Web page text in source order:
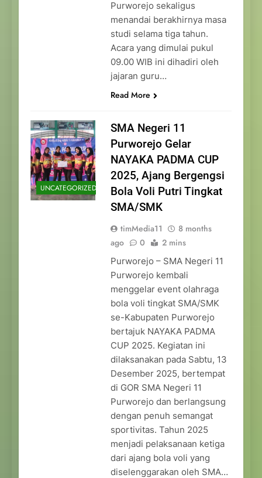
Purworejo sekaligus
menandai berakhirnya masa
studi selama tiga tahun.
Acara yang dimulai pukul
09.00 WIB ini dihadiri oleh
jajaran guru…
Read More
UNCATEGORIZED
SMA Negeri 11
Purworejo Gelar
NAYAKA PADMA CUP
2025, Ajang Bergengsi
Bola Voli Putri Tingkat
SMA/SMK
timMedia11
8 months
ago
0 2 mins
Purworejo – SMA Negeri 11
Purworejo kembali
menggelar event olahraga
bola voli tingkat SMA/SMK
se-Kabupaten Purworejo
bertajuk NAYAKA PADMA
CUP 2025. Kegiatan ini
dilaksanakan pada Sabtu, 13
Desember 2025, bertempat
di GOR SMA Negeri 11
Purworejo dan berlangsung
dengan penuh semangat
sportivitas. Tahun 2025
menjadi pelaksanaan ketiga
dari ajang bola voli yang
diselenggarakan oleh SMA…